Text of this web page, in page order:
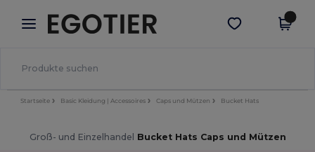
× Egotier App
Bessere Preise in der App!
App holen
Startseite Basic Kleidung | Accessoires Caps und Mützen Bucket Hats
Groß- und Einzelhandel Bucket Hats Caps und Mützen